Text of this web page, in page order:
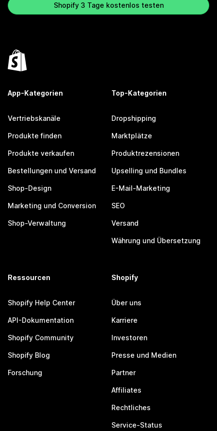
Shopify 3 Tage kostenlos testen
App-Kategorien
Vertriebskanäle
Produkte finden
Produkte verkaufen
Bestellungen und Versand
Shop-Design
Marketing und Conversion
Shop-Verwaltung
Top-Kategorien
Dropshipping
Marktplätze
Produktrezensionen
Upselling und Bundles
E-Mail-Marketing
SEO
Versand
Währung und Übersetzung
Ressourcen
Shopify Help Center
API-Dokumentation
Shopify Community
Shopify Blog
Forschung
Shopify
Über uns
Karriere
Investoren
Presse und Medien
Partner
Affiliates
Rechtliches
Service-Status